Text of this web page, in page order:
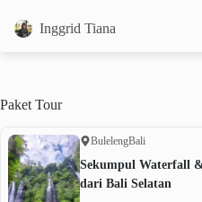
Inggrid Tiana
Paket Tour
BulelengBali
Sekumpul Waterfall
dari Bali Selatan